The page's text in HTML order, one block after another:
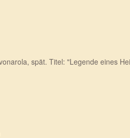
spät. Titel: "Legende eines